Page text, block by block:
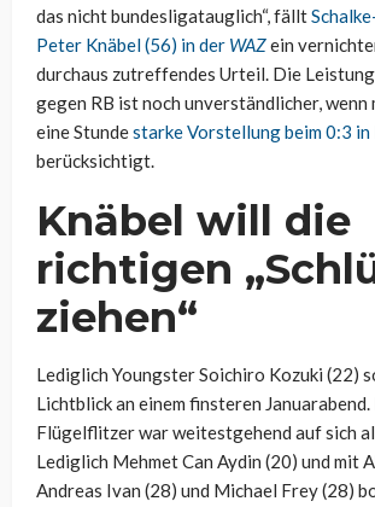
das nicht bundesligatauglich“, fällt
Peter Knäbel (56) in der WAZein
durchaus zutreffendes Urteil. Die
gegen RB ist noch unverständlicher, wenn
eine Stundestarke Vorstellung beim 0:3
berücksichtigt.
Knäbel will die
richtigen
ziehen“
Lediglich Youngster Soichiro Kozuki (22)
Lichtblick an einem finsteren
Flügelflitzer war weitestgehend auf sich
Lediglich Mehmet Can Aydin (20) und mit
Andreas Ivan (28) und Michael Frey (28)